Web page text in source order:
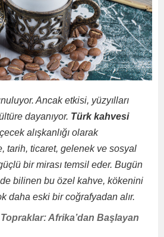
Ancak etkisi, yüzyılları
dayanıyor. Türk kahvesi
alışkanlığı olarak
tarih, ticaret, gelenek ve sosyal
bir mirası temsil eder. Bugün
bilinen bu özel kahve, kökenini
daha eski bir coğrafyadan alır.
Afrika’dan Başlayan